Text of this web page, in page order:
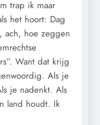
trap ik maar
het hoort: Dag
ach, hoe zeggen
Want dat krijg
Als je
je nadenkt. Als
land houdt. Ik